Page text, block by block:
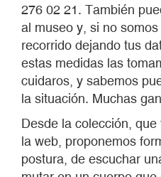
276 02 21. También
al museo y, si no
recorrido dejando tus
estas medidas las
cuidaros, y sabemos
la situación. Muchas
Desde la colección,
la web, proponemos
postura, de escuchar